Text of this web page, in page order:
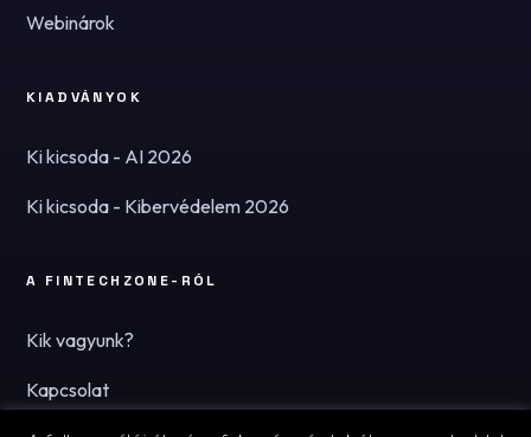
Webinárok
KIADVÁNYOK
Ki kicsoda - AI 2026
Ki kicsoda - Kibervédelem 2026
A FINTECHZONE-RÓL
Kik vagyunk?
Kapcsolat